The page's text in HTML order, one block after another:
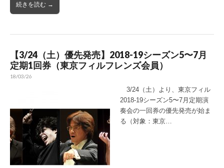
続きを読む →
【3/24（土）優先発売】2018-19シーズン5〜7月
定期1回券（東京フィルフレンズ会員）
18/03/26
3/24（土）より、東京フィル
2018-19シーズン5〜7月定期演
奏会の一回券の優先発売が始ま
る（対象：東京…